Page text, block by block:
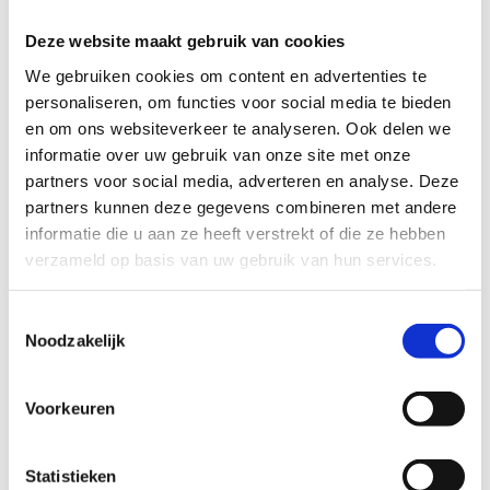
Deze website maakt gebruik van cookies
We gebruiken cookies om content en advertenties te
personaliseren, om functies voor social media te bieden
en om ons websiteverkeer te analyseren. Ook delen we
informatie over uw gebruik van onze site met onze
partners voor social media, adverteren en analyse. Deze
partners kunnen deze gegevens combineren met andere
informatie die u aan ze heeft verstrekt of die ze hebben
verzameld op basis van uw gebruik van hun services.
Noodzakelijk
Voorkeuren
Statistieken
Leg een offroadfietsroute aan